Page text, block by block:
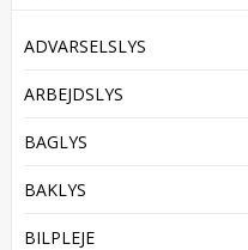
ADVARSELSLYS
ARBEJDSLYS
BAGLYS
BAKLYS
BILPLEJE